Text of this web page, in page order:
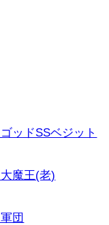
ッドSSベジット
魔王(老)
団